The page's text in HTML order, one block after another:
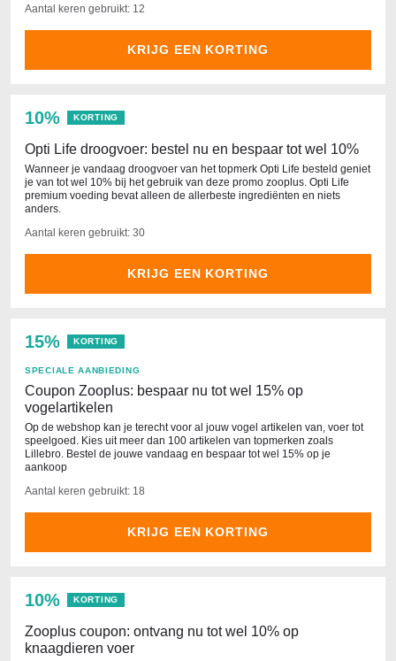
Aantal keren gebruikt: 12
KRIJG EEN KORTING
10% KORTING
Opti Life droogvoer: bestel nu en bespaar tot wel 10%
Wanneer je vandaag droogvoer van het topmerk Opti Life besteld geniet
je van tot wel 10% bij het gebruik van deze promo zooplus. Opti Life
premium voeding bevat alleen de allerbeste ingrediënten en niets
anders.
Aantal keren gebruikt: 30
KRIJG EEN KORTING
15% KORTING
SPECIALE AANBIEDING
Coupon Zooplus: bespaar nu tot wel 15% op
vogelartikelen
Op de webshop kan je terecht voor al jouw vogel artikelen van, voer tot
speelgoed. Kies uit meer dan 100 artikelen van topmerken zoals
Lillebro. Bestel de jouwe vandaag en bespaar tot wel 15% op je
aankoop
Aantal keren gebruikt: 18
KRIJG EEN KORTING
10% KORTING
Zooplus coupon: ontvang nu tot wel 10% op
knaagdieren voer